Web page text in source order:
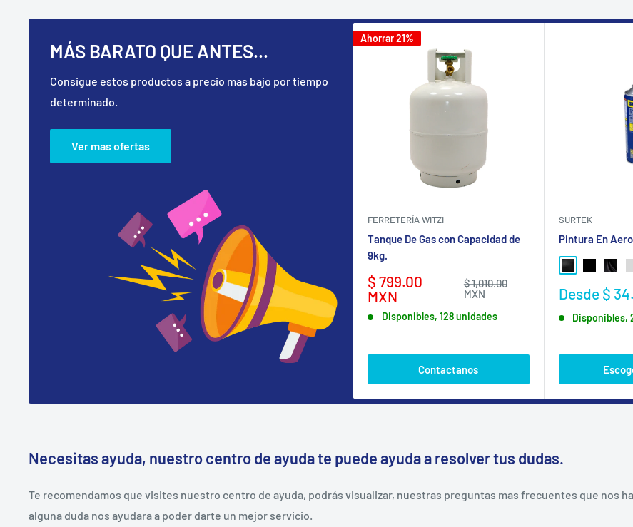
SOLO EN TIENDA EN LÍNEA.
MÁS BARATO QUE ANTES...
Consigue estos productos a precio mas bajo por tiempo
determinado.
Ver mas ofertas
Ahorrar 21%
FERRETERÍA WITZI
Tanque De Gas con Capacidad de
9kg.
Precio
de
venta
$ 799.00
MXN
Precio
habitual
$ 1,010.00
MXN
Disponibles, 128 unidades
Contactanos
SURTEK
Pintura En
NEGRONEGRO
Precio
venta
Desde $
Disponibles,
Necesitas ayuda, nuestro centro de ayuda te puede ayuda a resolver tus dudas.
Te recomendamos que visites nuestro centro de ayuda, podrás visualizar, nuestras preguntas mas frecuentes que nos
alguna duda nos ayudara a poder darte un mejor servicio.